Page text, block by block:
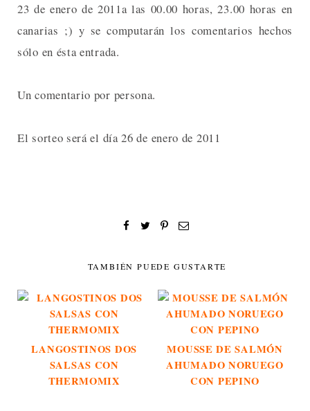
23 de enero de 2011a las 00.00 horas, 23.00 horas en
canarias ;) y se computarán los comentarios hechos
sólo en ésta entrada.
Un comentario por persona.
El sorteo será el día 26 de enero de 2011
TAMBIÉN PUEDE GUSTARTE
LANGOSTINOS DOS
SALSAS CON
THERMOMIX
MOUSSE DE SALMÓN
AHUMADO NORUEGO
CON PEPINO